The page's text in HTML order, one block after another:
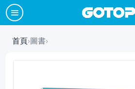
首頁›圖書›